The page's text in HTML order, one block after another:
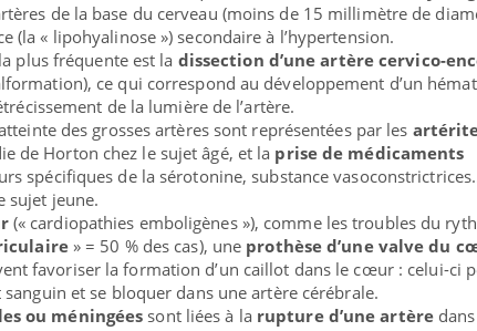
de la base du cerveau (moins de 15 millimètre de
(la « lipohyalinose ») secondaire à l’hypertension.
plus fréquente est la dissection d’une artère cervico-
ce qui correspond au développement d’un
de la lumière de l’artère.
des grosses artères sont représentées par les
de Horton chez le sujet âgé, et la prise de médicaments
spécifiques de la sérotonine, substance
sujet jeune.
(« cardiopathies emboligènes »), comme les troubles du
» = 50 % des cas), une prothèse d’une valve du
favoriser la formation d’un caillot dans le cœur : celui-ci
et se bloquer dans une artère cérébrale.
ou méningées sont liées à la rupture d’une artèredans